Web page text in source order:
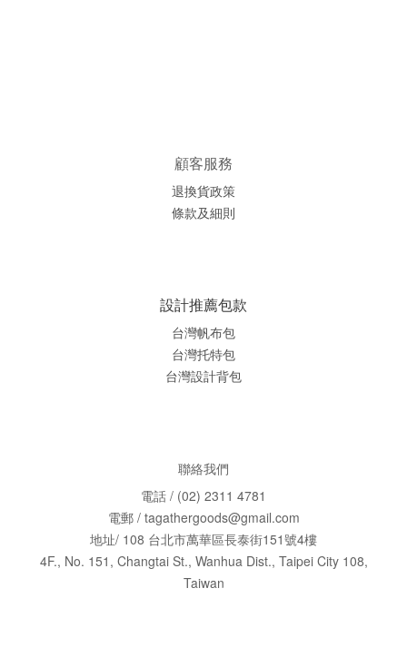
顧客服務
退換貨政策
條款及細則
設計推薦包款
台灣帆布包
台灣托特包
台灣設計背包
聯絡我們
電話 / (02) 2311 4781
電郵 / tagathergoods@gmail.com
地址/ 108 台北市萬華區長泰街151號4樓
4F., No. 151, Changtai St., Wanhua Dist., Taipei City 108,
Taiwan